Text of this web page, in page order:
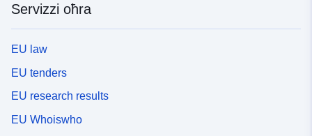
Servizzi oħra
EU law
EU tenders
EU research results
EU Whoiswho